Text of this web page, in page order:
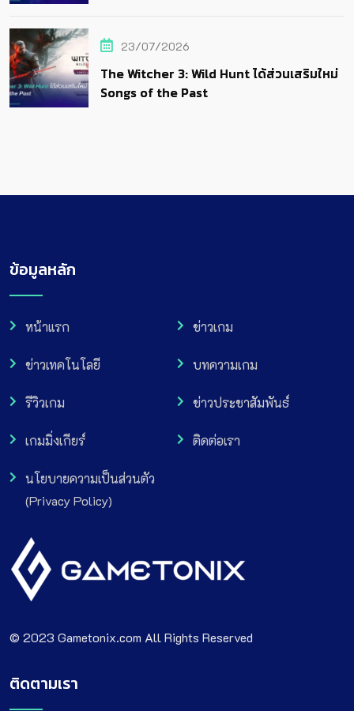
23/07/2026
The Witcher 3: Wild Hunt ได้ส่วนเสริมใหม่
Songs of the Past
ข้อมูลหลัก
หน้าแรก ข่าวเกม
ข่าวเทคโนโลยี บทความเกม
รีวิวเกม ข่าวประชาสัมพันธ์
เกมมิ่งเกียร์ ติดต่อเรา
นโยบายความเป็นส่วนตัว
(Privacy Policy)
© 2023 Gametonix.com All Rights Reserved
ติดตามเรา